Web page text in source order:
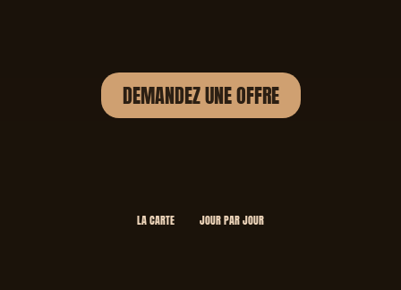
DEMANDEZ UNE OFFRE
LA CARTE JOUR PAR JOUR